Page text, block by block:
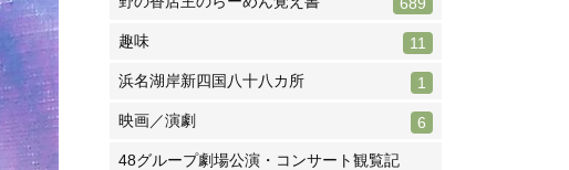
趣味 11
浜名湖岸新四国八十八カ所 1
映画／演劇 6
48グループ劇場公演・コンサート観覧記